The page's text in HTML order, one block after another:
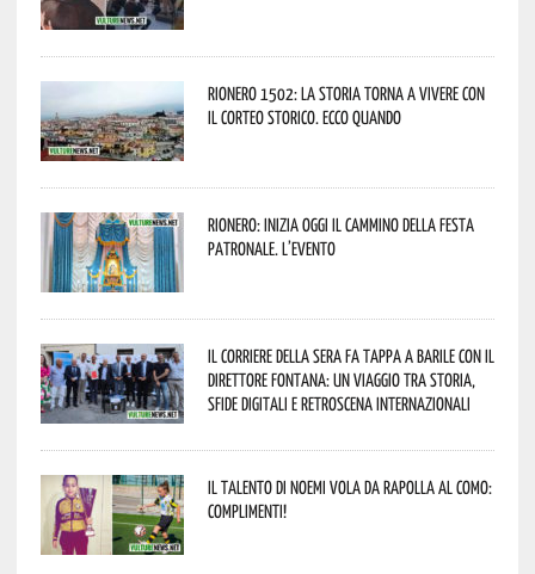
Rionero 1502: la storia torna a vivere con
il Corteo Storico. Ecco quando
Rionero: inizia oggi il cammino della Festa
Patronale. L’evento
Il Corriere della Sera fa tappa a Barile con il
Direttore Fontana: un viaggio tra storia,
sfide digitali e retroscena internazionali
Il talento di Noemi vola da Rapolla al Como:
complimenti!